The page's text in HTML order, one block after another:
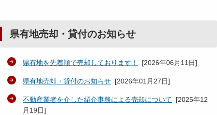
県有地売却・貸付のお知らせ
県有地を先着順で売却しております！ [2026年06月11日]
県有地売却・貸付のお知らせ [2026年01月27日]
不動産業者を介した紹介事務による売却について [2025年12
月19日]